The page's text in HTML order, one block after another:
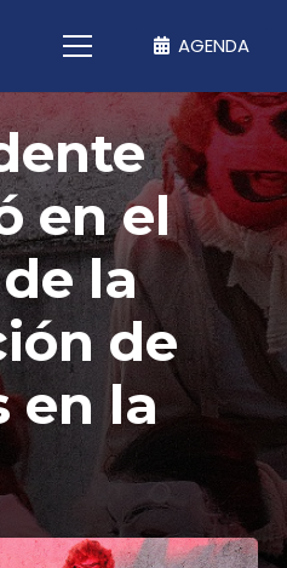
AGENDA
en el
la
de
en la